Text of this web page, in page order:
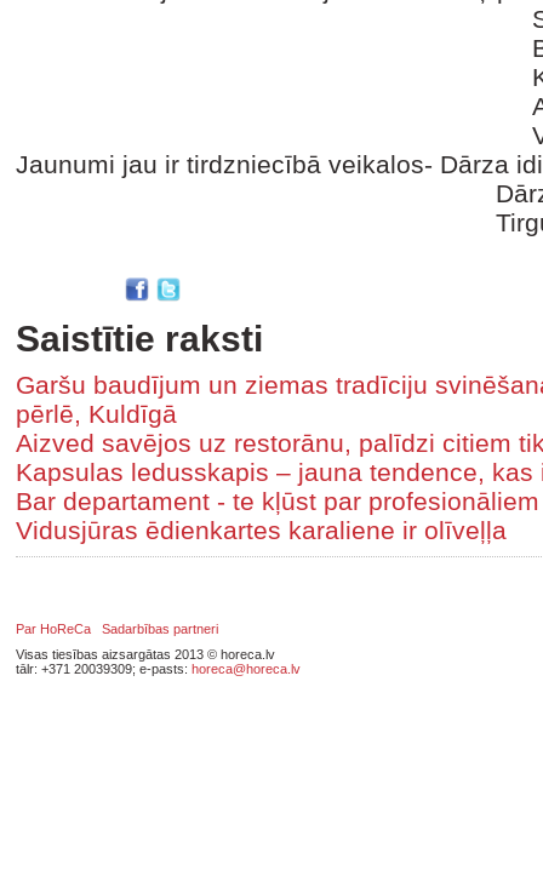
Sīpolu
Brūkleņu
Kāļu
Avakado-
Vasabi
Jaunumi jau ir tirdzniecībā veikalos- Dārza
Dārza idille,
Tirgus galerija,
Saistītie raksti
Garšu baudījum un ziemas tradīciju
pērlē, Kuldīgā
Aizved savējos uz restorānu, palīdzi citiem
Kapsulas ledusskapis – jauna tendence,
Bar departament - te kļūst par
Vidusjūras ēdienkartes karaliene ir olīveļļa
Par HoReCa
Sadarbības partneri
Visas tiesības aizsargātas 2013 © horeca.lv
tālr: +371 20039309; e-pasts: horeca@horeca.lv